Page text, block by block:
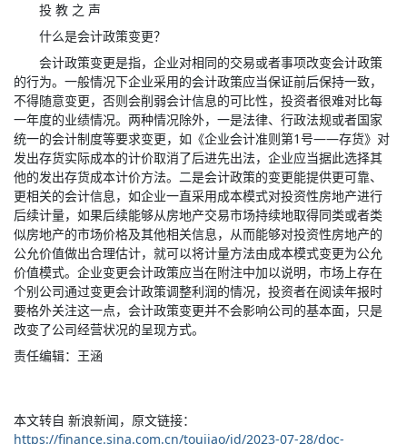
投 教 之 声
什么是会计政策变更？
会计政策变更是指，企业对相同的交易或者事项改变会计政策
的行为。 一般情况下企业采用的会计政策应当保证前后保持一致，
不得随意变更，否则会削弱会计信息的可比性，投资者很难对比每
一年度的业绩情况。 两种情况除外，一是法律、行政法规或者国家
统一的会计制度等要求变更，如《企业会计准则第1号——存货》对
发出存货实际成本的计价取消了后进先出法，企业应当据此选择其
他的发出存货成本计价方法。二是会计政策的变更能提供更可靠、
更相关的会计信息，如企业一直采用成本模式对投资性房地产进行
后续计量，如果后续能够从房地产交易市场持续地取得同类或者类
似房地产的市场价格及其他相关信息，从而能够对投资性房地产的
公允价值做出合理估计，就可以将计量方法由成本模式变更为公允
价值模式。企业变更会计政策应当在附注中加以说明，市场上存在
个别公司通过变更会计政策调整利润的情况，投资者在阅读年报时
要格外关注这一点，会计政策变更并不会影响公司的基本面，只是
改变了公司经营状况的呈现方式。
责任编辑：王涵
本文转自 新浪新闻，原文链接：
https://finance.sina.com.cn/toujiao/jd/2023-07-28/doc-